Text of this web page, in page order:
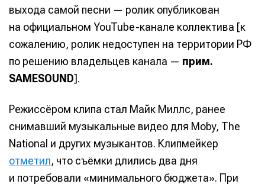
выхода самой песни — ролик опубликован
на официальном YouTube-канале коллектива [к
сожалению, ролик недоступен на территории РФ
по решению владельцев канала — прим.
SAMESOUND].
Режиссёром клипа стал Майк Миллс, ранее
снимавший музыкальные видео для Moby, The
National и других музыкантов. Клипмейкер
отметил, что съёмки длились два дня
и потребовали «минимального бюджета». При